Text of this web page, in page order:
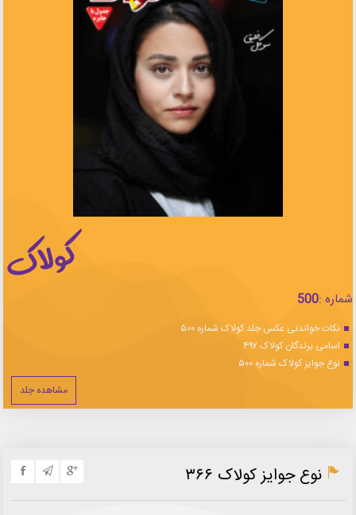
شماره :500
نکات خواندنی عکس جلد کولاک شماره ۵۰۰
اسامی برندگان کولاک ۴۹۷
نوع جوایز کولاک شماره ۵۰۰
مشاهده جلد
نوع جوایز کولاک ۳۶۶